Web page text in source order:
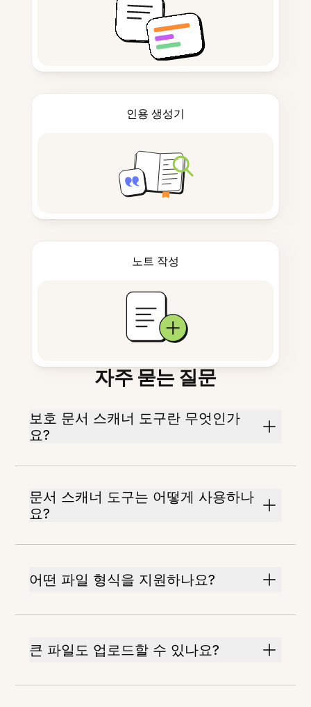
인용 생성기
노트 작성
자주 묻는 질문
보호 문서 스캐너 도구란 무엇인가
요?
문서 스캐너 도구는 어떻게 사용하나
요?
어떤 파일 형식을 지원하나요?
큰 파일도 업로드할 수 있나요?